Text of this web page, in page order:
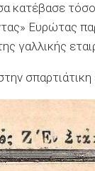
κατέβασε
Ευρώτας
γαλλικής